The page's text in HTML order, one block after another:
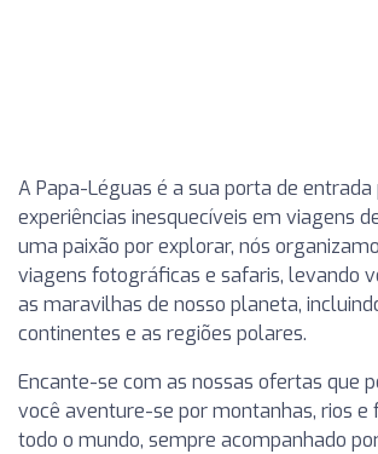
A Papa-Léguas é a sua porta de entrada
experiências inesquecíveis em viagens
uma paixão por explorar, nós
viagens fotográficas e safaris, levando
as maravilhas de nosso planeta,
continentes e as regiões polares.
Encante-se com as nossas ofertas que
você aventure-se por montanhas, rios e
todo o mundo, sempre acompanhado